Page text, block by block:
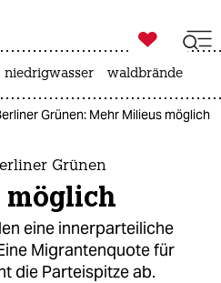
ich

taz zahl ich
niedrigwasser waldbrände
Grünen: Mehr Milieus möglich
Grünen
möglich
eine innerparteiliche
Migrantenquote für
die Parteispitze ab.